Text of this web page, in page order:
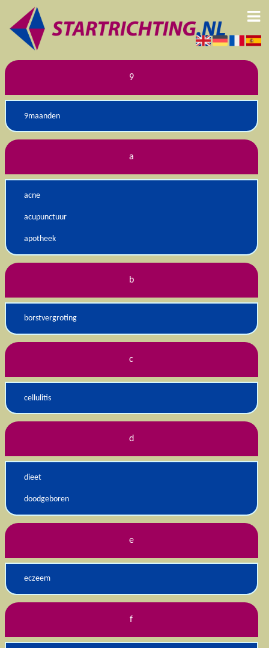
9
9maanden
a
acne
acupunctuur
apotheek
b
borstvergroting
c
cellulitis
d
dieet
doodgeboren
e
eczeem
f